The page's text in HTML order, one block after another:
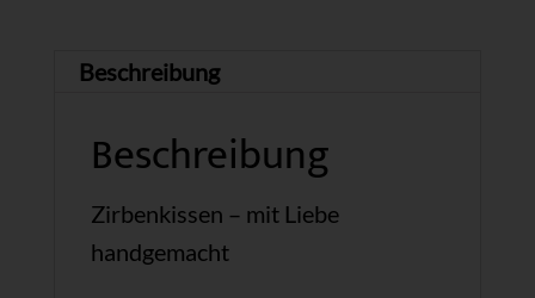
Beschreibung
Beschreibung
Zirbenkissen – mit Liebe
handgemacht